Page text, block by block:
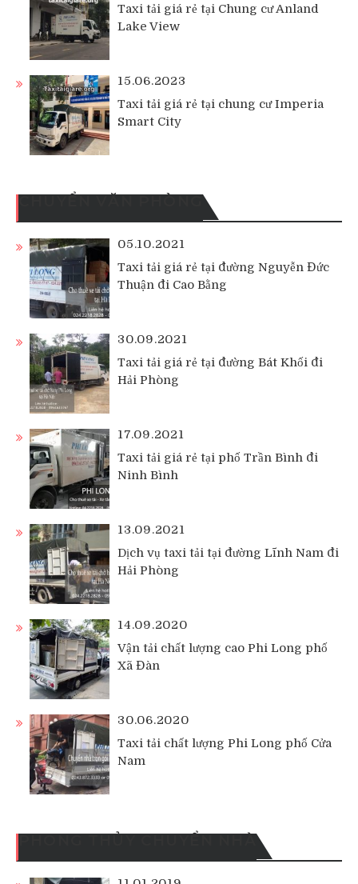
Taxi tải giá rẻ tại Chung cư Anland
Lake View
15.06.2023
Taxi tải giá rẻ tại chung cư Imperia
Smart City
05.10.2021
Taxi tải giá rẻ tại đường Nguyễn Đức
Thuận đi Cao Bằng
30.09.2021
Taxi tải giá rẻ tại đường Bát Khối đi
Hải Phòng
17.09.2021
Taxi tải giá rẻ tại phố Trần Bình đi
Ninh Bình
13.09.2021
Dịch vụ taxi tải tại đường Lĩnh Nam đi
Hải Phòng
14.09.2020
Vận tải chất lượng cao Phi Long phố
Xã Đàn
30.06.2020
Taxi tải chất lượng Phi Long phố Cửa
Nam